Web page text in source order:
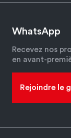
WhatsApp
Recevez nos
en avant-
Rejoindre le